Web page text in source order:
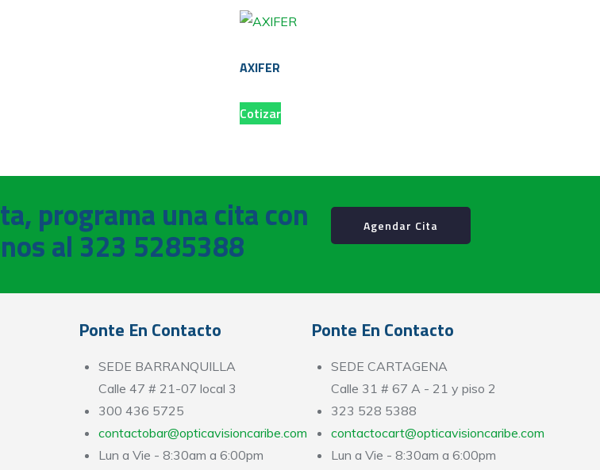
AXIFER
Cotizar
programa una cita con
al 323 5285388 Agendar Cita
Ponte En Contacto
SEDE BARRANQUILLA
Calle 47 # 21-07 local 3
300 436 5725
contactobar@opticavisioncaribe.com
Lun a Vie - 8:30am a 6:00pm
Ponte En Contacto
SEDE CARTAGENA
Calle 31 # 67 A - 21 y piso 2
323 528 5388
contactocart@opticavisioncaribe.com
Lun a Vie - 8:30am a 6:00pm